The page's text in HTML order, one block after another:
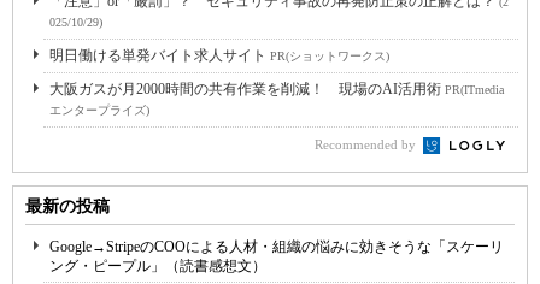
025/10/29)
明日働ける単発バイト求人サイト PR(ショットワークス)
大阪ガスが月2000時間の共有作業を削減！ 現場のAI活用術 PR(ITmedia
エンタープライズ)
Recommended by
最新の投稿
Google→StripeのCOOによる人材・組織の悩みに効きそうな「スケーリ
ング・ピープル」（読書感想文）